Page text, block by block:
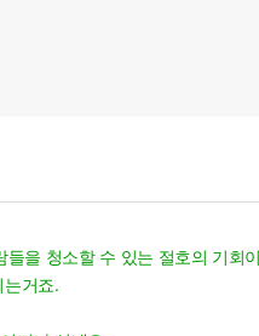
을 청소할 수 있는 절호의 기회
는거죠.